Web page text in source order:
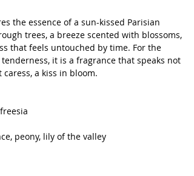
the essence of a sun-kissed Parisian
trees, a breeze scented with blossoms,
that feels untouched by time. For the
it is a fragrance that speaks not
a kiss in bloom.
peony, lily of the valley